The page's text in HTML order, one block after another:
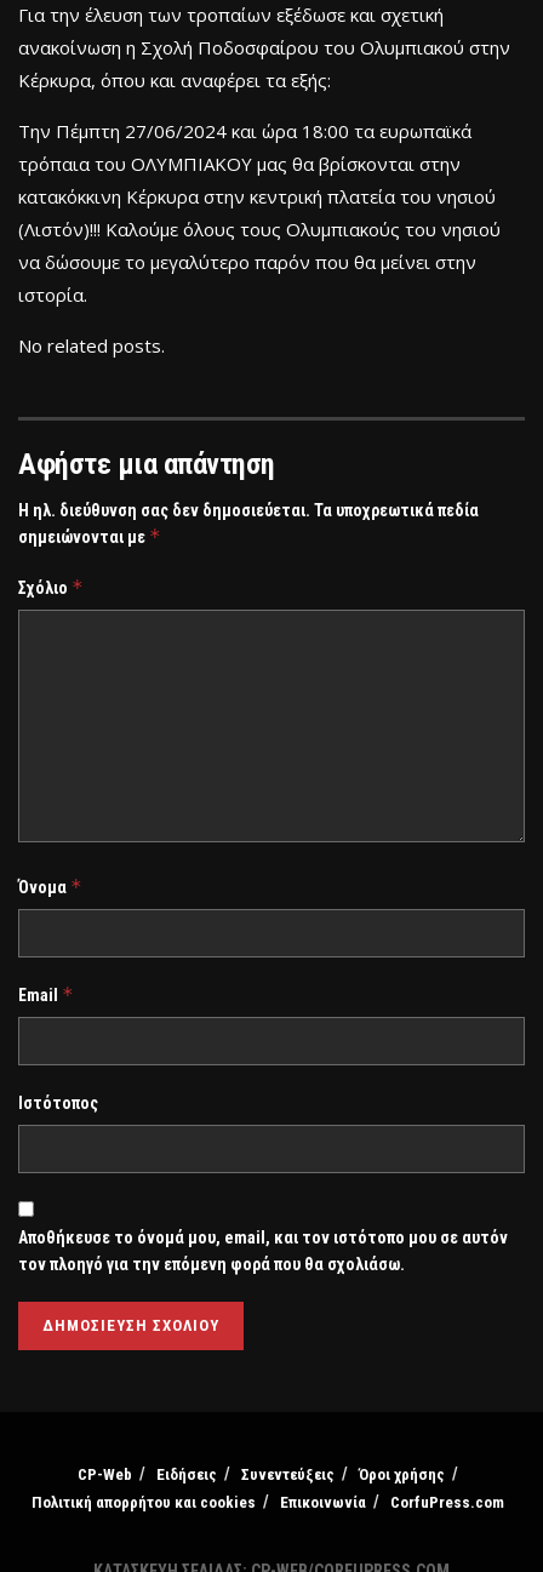
Για την έλευση των τροπαίων εξέδωσε και σχετική
ανακοίνωση η Σχολή Ποδοσφαίρου του Ολυμπιακού στην
Κέρκυρα, όπου και αναφέρει τα εξής:
Την Πέμπτη 27/06/2024 και ώρα 18:00 τα ευρωπαϊκά
τρόπαια του ΟΛΥΜΠΙΑΚΟΥ μας θα βρίσκονται στην
κατακόκκινη Κέρκυρα στην κεντρική πλατεία του νησιού
(Λιστόν)!!! Καλούμε όλους τους Ολυμπιακούς του νησιού
να δώσουμε το μεγαλύτερο παρόν που θα μείνει στην
ιστορία.
No related posts.
Αφήστε μια απάντηση
Η ηλ. διεύθυνση σας δεν δημοσιεύεται. Τα υποχρεωτικά πεδία
σημειώνονται με *
Σχόλιο *
Όνομα *
Email *
Ιστότοπος
Αποθήκευσε το όνομά μου, email, και τον ιστότοπο μου σε αυτόν
τον πλοηγό για την επόμενη φορά που θα σχολιάσω.
CP-Web Ειδήσεις Συνεντεύξεις
Όροι χρήσης
Πολιτική απορρήτου και cookies
Επικοινωνία CorfuPress.com